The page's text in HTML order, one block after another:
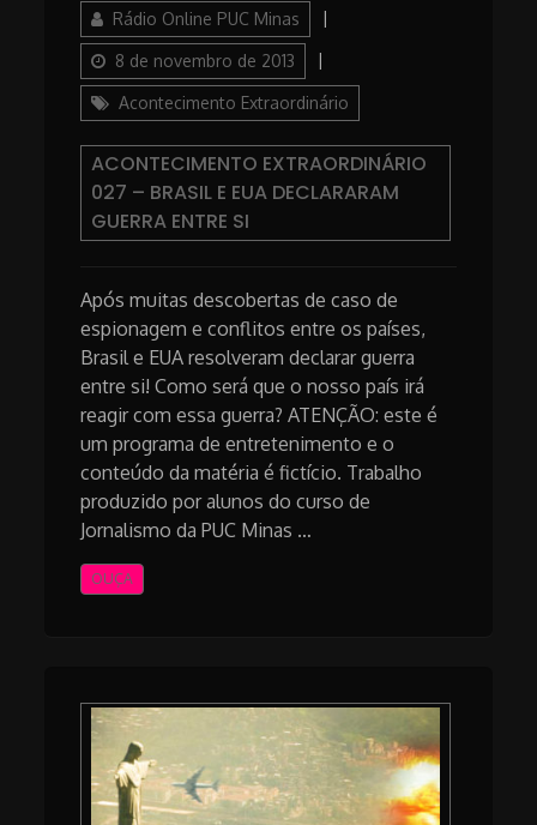
AuthorRádio Online PUC Minas
8 de novembro de 2013
Acontecimento Extraordinário
ACONTECIMENTO EXTRAORDINÁRIO
027 – BRASIL E EUA DECLARARAM
GUERRA ENTRE SI
Após muitas descobertas de caso de
espionagem e conflitos entre os países,
Brasil e EUA resolveram declarar guerra
entre si! Como será que o nosso país irá
reagir com essa guerra? ATENÇÃO: este é
um programa de entretenimento e o
conteúdo da matéria é fictício. Trabalho
produzido por alunos do curso de
Jornalismo da PUC Minas …
OUÇA